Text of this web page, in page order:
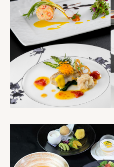
GREEN SEASON
ABOUT TANGRAM
2026 / 8
Sun Mon Tue Wed
26 27 28 29
3 4 5